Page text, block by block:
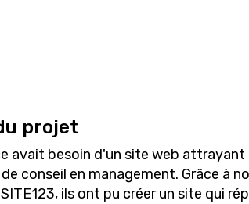
projet
avait besoin d'un site web
conseil en management. Grâce à
ils ont pu créer un site qui